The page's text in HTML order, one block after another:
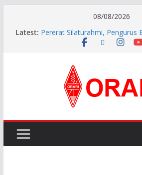
08/08/2026
Latest: Pererat Silaturahmi, Pengurus
Audiensi dan Siap Bersinergi
Preparatory Group for WRC-27 )
Aftiyedi Dalimunthe (YC5NNF)
Lokal Bengkalis 2026–2029,
Ketua Orari Daerah Riau
Riau Beserta Jajaran Hadiri